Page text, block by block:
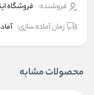
فروشنده: فروشگاه
زمان آماده سازی:
محصولات مشابه